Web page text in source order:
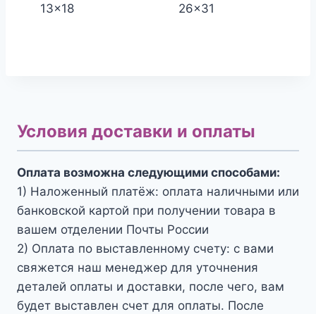
13x18
26x31
Условия доставки и оплаты
Оплата возможна следующими способами:
1) Наложенный платёж: оплата наличными или
банковской картой при получении товара в
вашем отделении Почты России
2) Оплата по выставленному счету: с вами
свяжется наш менеджер для уточнения
деталей оплаты и доставки, после чего, вам
будет выставлен счет для оплаты. После